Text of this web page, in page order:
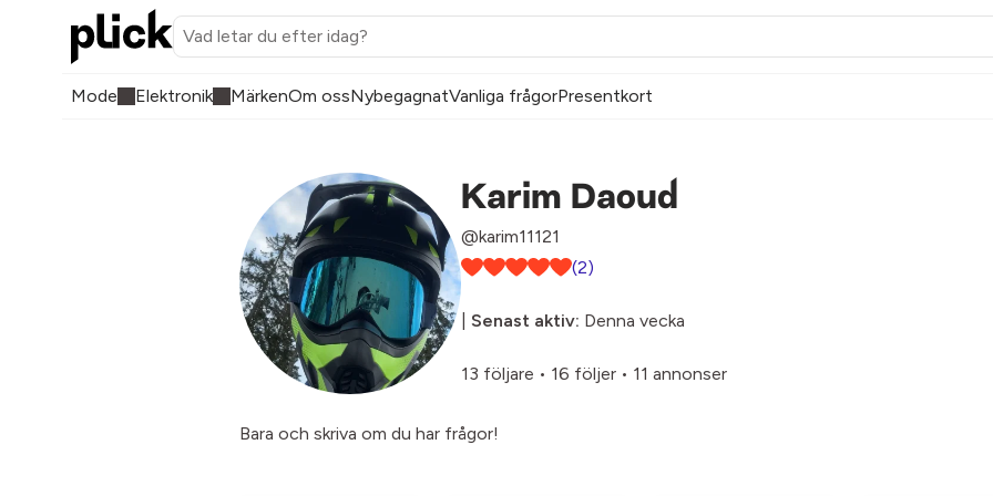
Mode Elektronik MärkenOm ossNybegagnatVanliga frågorPresentkort
Karim Daoud
@karim11121
(2)
Senast aktiv: Denna vecka
13 följare • 16 följer • 11 annonser
Bara och skriva om du har frågor!